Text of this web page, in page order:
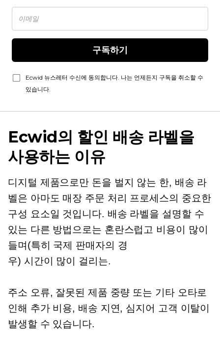
구독하기
Ecwid 뉴스레터 수신에 동의합니다. 나는 언제든지 구독을 취소할 수
있습니다.
Ecwid의 할인 배송 라벨을
사용하는 이유
디지털 제품으로만 돈을 벌지 않는 한, 배송 라
벨은 아마도 매장 주문 처리 프로세스의 중요한
구성 요소일 것입니다. 배송 라벨을 설명할 수
있는 다른 방법으로는 혼란스럽고 비용이 많이
들며(특히 국제 판매자의 경
우) 시간이 많이 걸리는.
주소 오류, 잘못된 제품 중량 또는 기타 오타로
인해 추가 비용, 배송 지연, 심지어 고객 이탈이
발생할 수 있습니다.